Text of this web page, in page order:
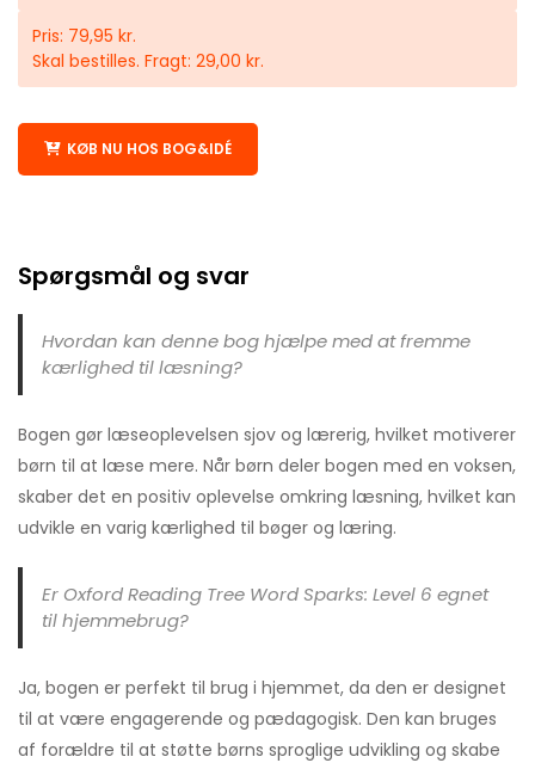
Pris: 79,95 kr.
Skal bestilles. Fragt: 29,00 kr.
KØB NU HOS BOG&IDÉ
Spørgsmål og svar
Hvordan kan denne bog hjælpe med at fremme
kærlighed til læsning?
Bogen gør læseoplevelsen sjov og lærerig, hvilket motiverer
børn til at læse mere. Når børn deler bogen med en voksen,
skaber det en positiv oplevelse omkring læsning, hvilket kan
udvikle en varig kærlighed til bøger og læring.
Er Oxford Reading Tree Word Sparks: Level 6 egnet
til hjemmebrug?
Ja, bogen er perfekt til brug i hjemmet, da den er designet
til at være engagerende og pædagogisk. Den kan bruges
af forældre til at støtte børns sproglige udvikling og skabe